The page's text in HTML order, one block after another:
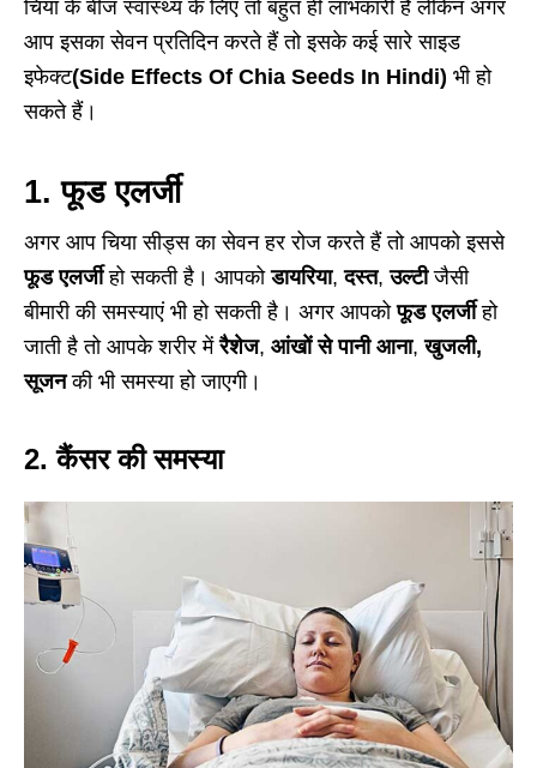
चिया के बीज स्वास्थ्य के लिए तो बहुत ही लाभकारी है लेकिन अगर
आप इसका सेवन प्रतिदिन करते हैं तो इसके कई सारे साइड
इफेक्ट(Side Effects Of Chia Seeds In Hindi) भी हो
सकते हैं।
1. फूड एलर्जी
अगर आप चिया सीड्स का सेवन हर रोज करते हैं तो आपको इससे
फूड एलर्जीहो सकती है। आपकोडायरिया, दस्त,उल्टीजैसी
बीमारी की समस्याएं भी हो सकती है। अगर आपकोफूड एलर्जीहो
जाती है तो आपके शरीर मेंरैशेज, आंखों से पानी आना,खुजली,
सूजनकी भी समस्या हो जाएगी।
2. कैंसर की समस्या